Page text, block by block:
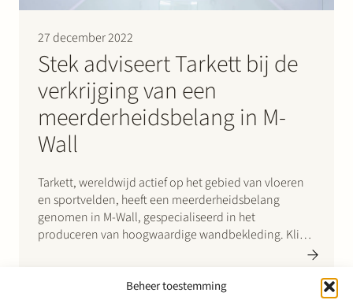
Beheer toestemming
27 december 2022
Stek adviseert Tarkett bij de
verkrijging van een
meerderheidsbelang in M-
Wall
Tarkett, wereldwijd actief op het gebied van vloeren
en sportvelden, heeft een meerderheidsbelang
genomen in M-Wall, gespecialiseerd in het
produceren van hoogwaardige wandbekleding. Klik